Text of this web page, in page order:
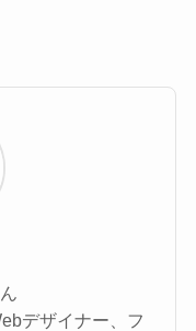
デザイナー、フ